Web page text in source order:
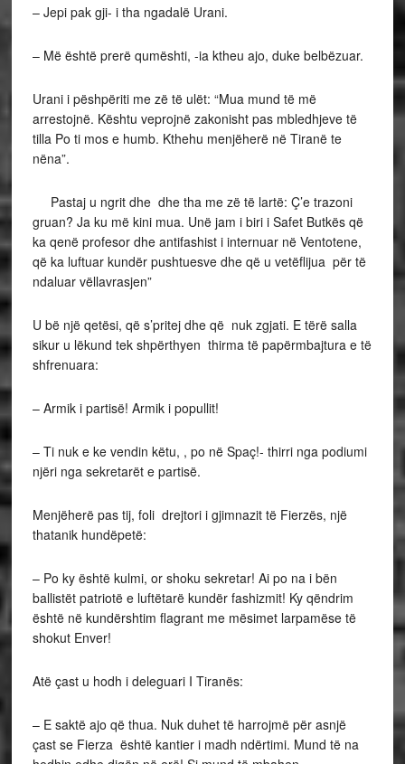
– Jepi pak gji- i tha ngadalë Urani.
– Më është prerë qumështi, -ia ktheu ajo, duke belbëzuar.
Urani i pëshpëriti me zë të ulët: “Mua mund të më
arrestojnë. Kështu veprojnë zakonisht pas mbledhjeve të
tilla Po ti mos e humb. Kthehu menjëherë në Tiranë te
nëna”.
Pastaj u ngrit dhe dhe tha me zë të lartë: Ç’e trazoni
gruan? Ja ku më kini mua. Unë jam i biri i Safet Butkës që
ka qenë profesor dhe antifashist i internuar në Ventotene,
që ka luftuar kundër pushtuesve dhe që u vetëflijua për të
ndaluar vëllavrasjen”
U bë një qetësi, që s’pritej dhe që nuk zgjati. E tërë salla
sikur u lëkund tek shpërthyen thirma të papërmbajtura e të
shfrenuara:
– Armik i partisë! Armik i popullit!
– Ti nuk e ke vendin këtu, , po në Spaç!- thirri nga podiumi
njëri nga sekretarët e partisë.
Menjëherë pas tij, foli drejtori i gjimnazit të Fierzës, një
thatanik hundëpetë:
– Po ky është kulmi, or shoku sekretar! Ai po na i bën
ballistët patriotë e luftëtarë kundër fashizmit! Ky qëndrim
është në kundërshtim flagrant me mësimet larpamëse të
shokut Enver!
Atë çast u hodh i deleguari I Tiranës:
– E saktë ajo që thua. Nuk duhet të harrojmë për asnjë
çast se Fierza është kantier i madh ndërtimi. Mund të na